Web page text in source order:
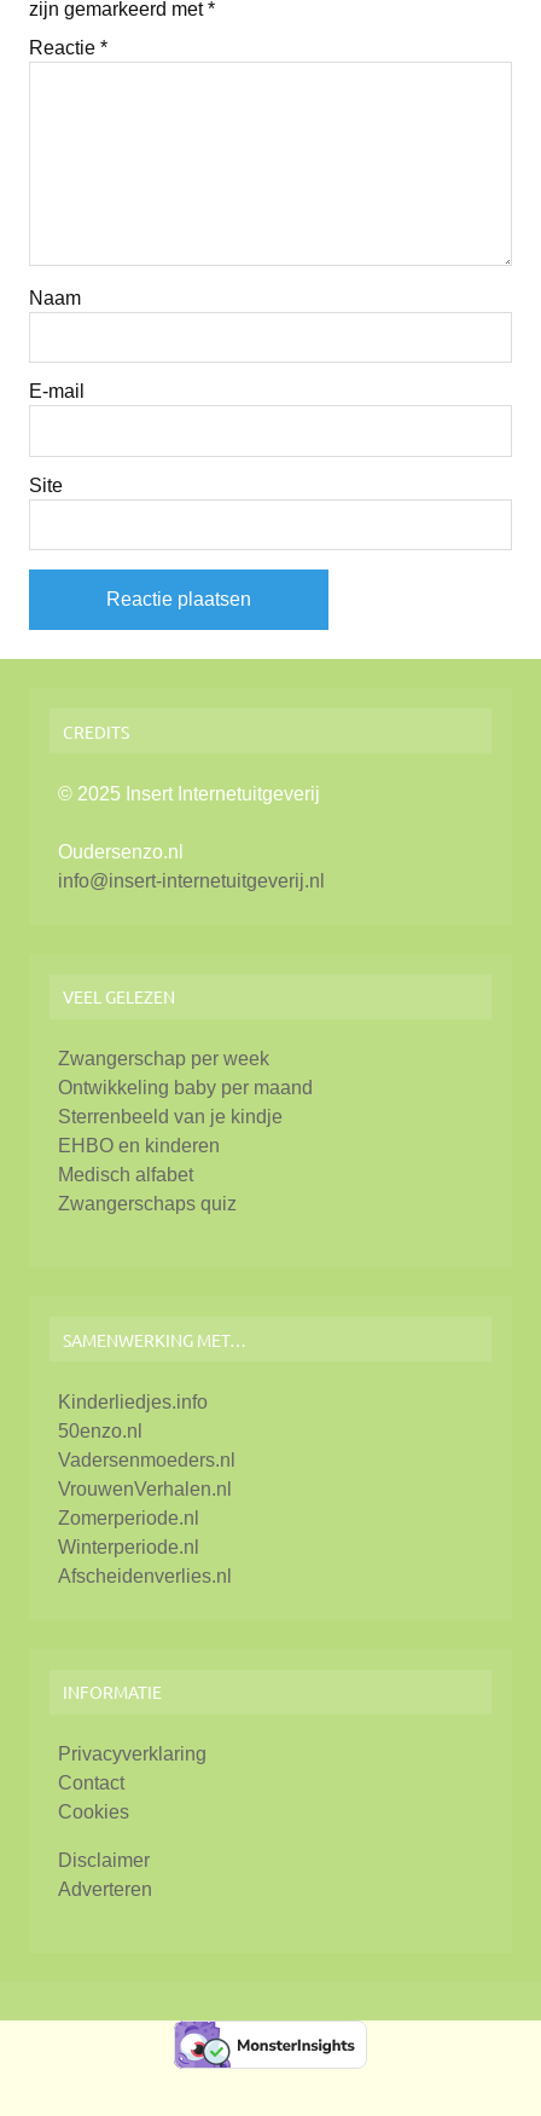
zijn gemarkeerd met*
Reactie *
Naam
E-mail
Site
CREDITS
© 2025 Insert Internetuitgeverij
Oudersenzo.nl
info@insert-internetuitgeverij.nl
VEEL GELEZEN
Zwangerschap per week
Ontwikkeling baby per maand
Sterrenbeeld van je kindje
EHBO en kinderen
Medisch alfabet
Zwangerschaps quiz
SAMENWERKING MET…
Kinderliedjes.info
50enzo.nl
Vadersenmoeders.nl
VrouwenVerhalen.nl
Zomerperiode.nl
Winterperiode.nl
Afscheidenverlies.nl
INFORMATIE
Privacyverklaring
Contact
Cookies
Disclaimer
Adverteren